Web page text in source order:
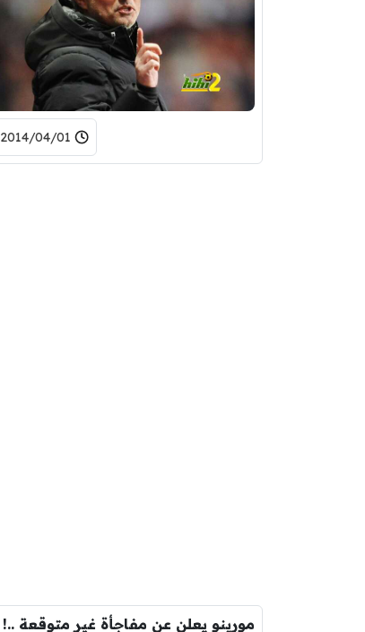
2014/04/01 - 19:03
مورينو يعلن عن مفاجأة غير متوقعة ..!